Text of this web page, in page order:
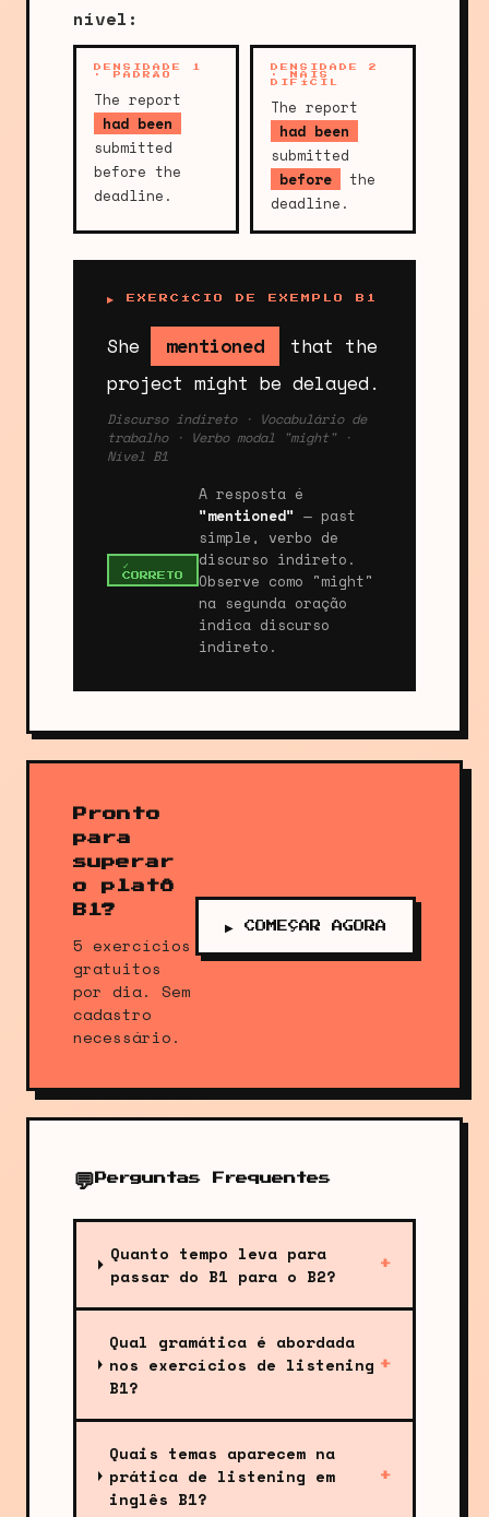
nível:
DENSIDADE 1
· PADRÃO
The report
had been
submitted
before the
deadline.
DENSIDADE 2
· MAIS
DIFÍCIL
The report
had been
submitted
before
the
deadline.
▶ EXERCÍCIO DE EXEMPLO B1
She mentioned
that the
project might be delayed.
Discurso indireto · Vocabulário de
trabalho · Verbo modal "might" ·
Nível B1
✓
CORRETO
A resposta é
"mentioned" — past
simple, verbo de
discurso indireto.
Observe como "might"
na segunda oração
indica discurso
indireto.
Pronto
para
superar
o platô
B1?
5 exercícios
gratuitos
por dia. Sem
cadastro
necessário.
▶ COMEÇAR AGORA
💬 Perguntas Frequentes
Quanto tempo leva para
passar do B1 para o B2?
+
Qual gramática é abordada
nos exercícios de listening
B1?
+
Quais temas aparecem na
prática de listening em
inglês B1?
+